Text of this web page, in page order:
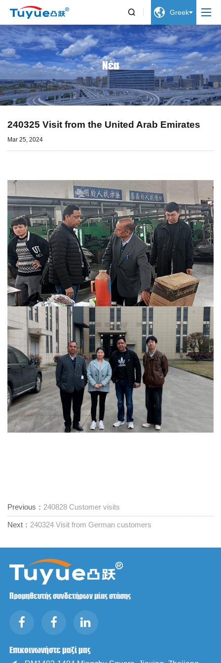
  Greek
Νέα
240325 Visit from the United Arab Emirates
Mar 25, 2024
Previous： 240828 Customer visits
Next： 240324 Visit from German customers
Προμηθευτής συνδετήρων μίας στάσης
Επικοινωνήστε μαζί μας